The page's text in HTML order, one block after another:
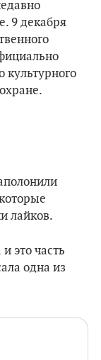
9 декабря
культурного
лайков.
это часть
одна из